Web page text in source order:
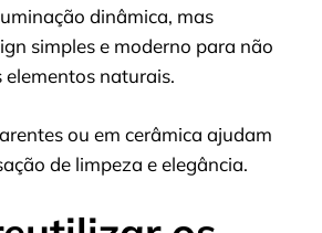
dinâmica, mas
simples e moderno para não
naturais.
ou em cerâmica ajudam
de limpeza e elegância.